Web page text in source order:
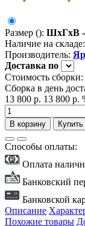
Размер (): ШxГxВ -
Наличие на складе:
Производитель:
Доставка по
Стоимость сборки:
Сборка в день
13 800 р. 13 800 р.
В корзину
Способы оплаты:
Оплата
Банковский
Банковской
Описание
Похожие товары